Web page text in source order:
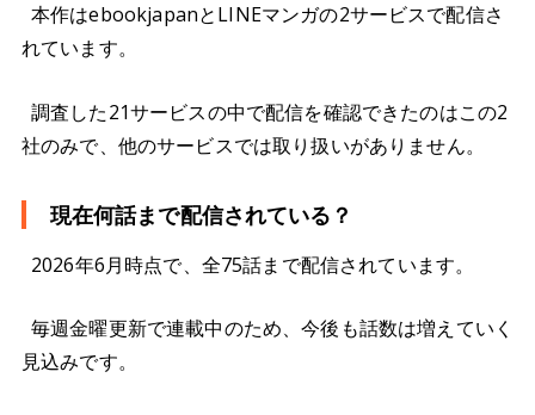
本作はebookjapanとLINEマンガの2サービスで配信さ
れています。
調査した21サービスの中で配信を確認できたのはこの2
社のみで、他のサービスでは取り扱いがありません。
現在何話まで配信されている？
2026年6月時点で、全75話まで配信されています。
毎週金曜更新で連載中のため、今後も話数は増えていく
見込みです。